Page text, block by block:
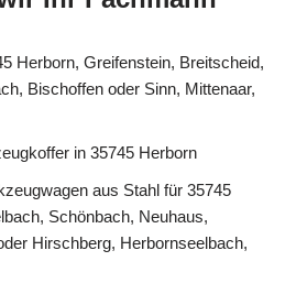
Herborn, Greifenstein, Breitscheid,
Bischoffen oder Sinn, Mittenaar,
in 35745 Herborn
aus Stahl für 35745
Schönbach, Neuhaus,
Hirschberg, Herbornseelbach,